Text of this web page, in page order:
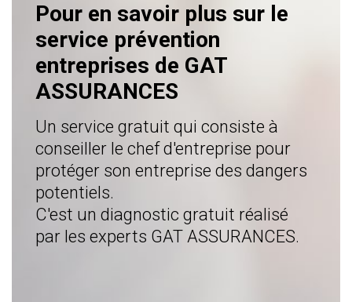
Pour en savoir plus sur le
service prévention
entreprises de GAT
ASSURANCES
Un service gratuit qui consiste à
conseiller le chef d'entreprise pour
protéger son entreprise des dangers
potentiels.
C'est un diagnostic gratuit réalisé
par les experts GAT ASSURANCES.